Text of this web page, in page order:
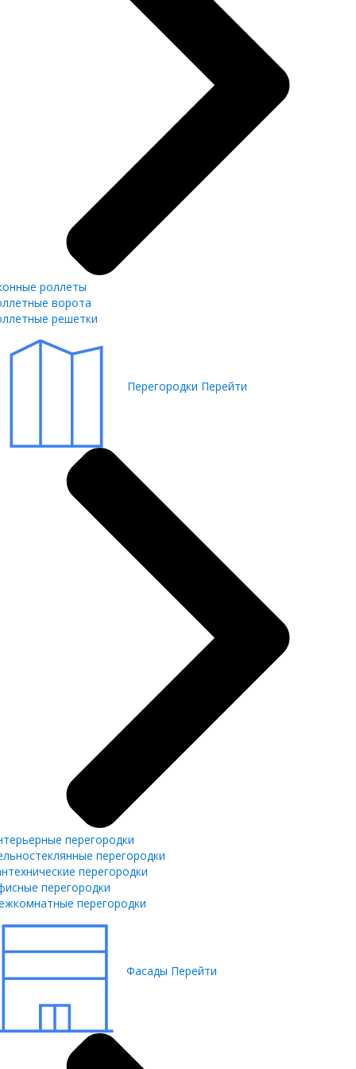
роллеты
ворота
решетки
Перегородки Перейти
перегородки
перегородки
перегородки
перегородки
перегородки
Фасады Перейти